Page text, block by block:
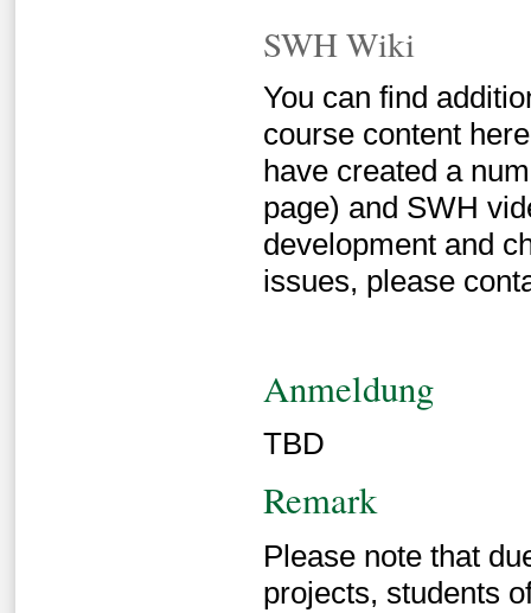
SWH Wiki
You can find
course content
have created a
page) and SWH
development and
issues, please
Anmeldung
TBD
Remark
Please note that
projects, students